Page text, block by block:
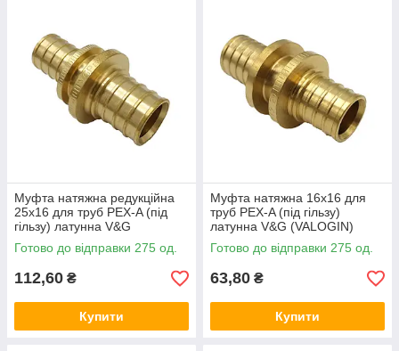
Муфта натяжна редукційна
25x16 для труб PEX-A (під
гільзу) латунна V&G
(VALOGIN)
Готово до відправки 275 од.
112,60 ₴
Купити
Муфта натяжна 16x16 для
труб PEX-A (під гільзу)
латунна V&G (VALOGIN)
Готово до відправки 275 од.
63,80 ₴
Купити